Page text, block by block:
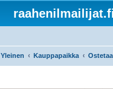
Yleinen Kauppapaikka